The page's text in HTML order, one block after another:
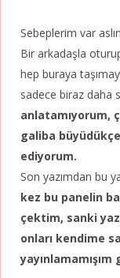
Sebeplerim var
Bir arkadaşla
hep buraya
sadece biraz daha
anlatamıyorum,
galiba
ediyorum.
Son yazımdan bu
kez bu panelin
çektim, sanki
onları kendime